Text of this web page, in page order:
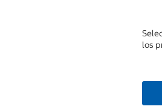
los